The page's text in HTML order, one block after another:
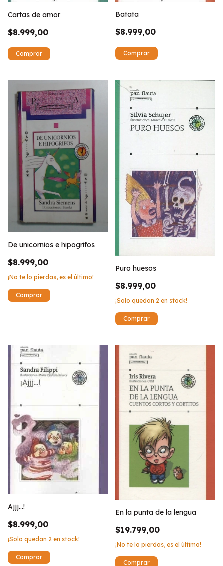
Cartas de amor
$8.999,00
Batata
$8.999,00
De unicornios e hipogrifos
$8.999,00
¡No te lo pierdas, es el último!
Puro huesos
$8.999,00
¡Solo quedan 2 en stock!
Ajjj...!
$8.999,00
¡Solo quedan 2 en stock!
En la punta de la lengua
$19.799,00
¡No te lo pierdas, es el último!